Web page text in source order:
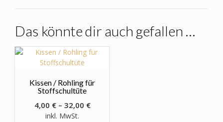
Das könnte dir auch gefallen …
Kissen / Rohling für
Stoffschultüte
4,00 €– 32,00 €
inkl. MwSt.